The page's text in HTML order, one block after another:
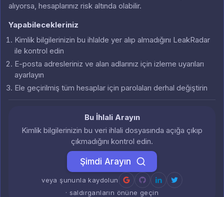
alıyorsa, hesaplarınız risk altında olabilir.
Yapabilecekleriniz
Kimlik bilgilerinizin bu ihlalde yer alıp almadığını LeakRadar
ile kontrol edin
E-posta adresleriniz ve alan adlarınız için izleme uyarıları
ayarlayın
Ele geçirilmiş tüm hesaplar için parolaları derhal değiştirin
Bu İhlali Arayın
Kimlik bilgilerinizin bu veri ihlali dosyasında açığa çıkıp
çıkmadığını kontrol edin.
Şimdi Arayın
veya şununla kaydolun
· saldırganların önüne geçin